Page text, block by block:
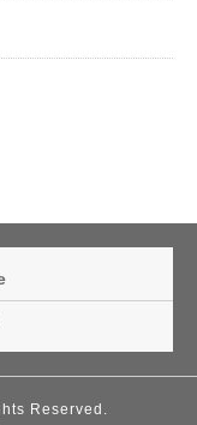
Reserved.